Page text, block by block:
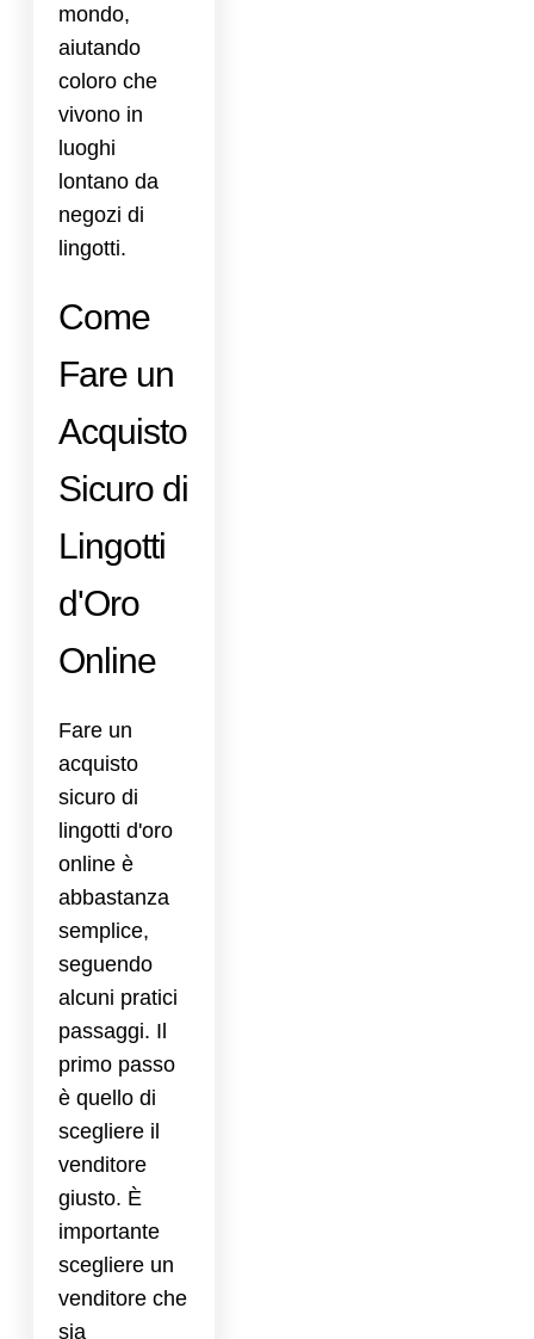
mondo,
aiutando
coloro che
vivono in
luoghi
lontano da
negozi di
lingotti.
Come
Fare un
Acquisto
Sicuro di
Lingotti
d'Oro
Online
Fare un
acquisto
sicuro di
lingotti d'oro
online è
abbastanza
semplice,
seguendo
alcuni pratici
passaggi. Il
primo passo
è quello di
scegliere il
venditore
giusto. È
importante
scegliere un
venditore che
sia